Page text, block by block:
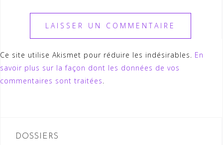
Ce site utilise Akismet pour réduire les indésirables. En
savoir plus sur la façon dont les données de vos
commentaires sont traitées
DOSSIERS